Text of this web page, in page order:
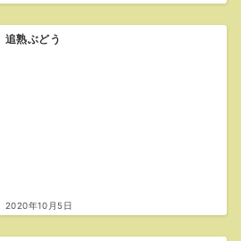
追熟ぶどう
2020年10月5日